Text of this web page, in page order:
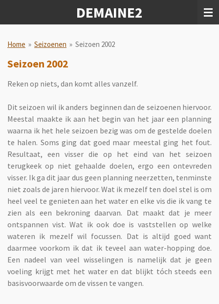
de
DEMAINE2
Home » Seizoenen » Seizoen 2002
Seizoen 2002
Reken op niets, dan komt alles vanzelf.
Dit seizoen wil ik anders beginnen dan de seizoenen hiervoor.
Meestal maakte ik aan het begin van het jaar een planning
waarna ik het hele seizoen bezig was om de gestelde doelen
te halen. Soms ging dat goed maar meestal ging het fout.
Resultaat, een visser die op het eind van het seizoen
terugkeek op niet gehaalde doelen, ergo een ontevreden
visser. Ik ga dit jaar dus geen planning neerzetten, tenminste
niet zoals de jaren hiervoor. Wat ik mezelf ten doel stel is om
heel veel te genieten aan het water en elke vis die ik vang te
zien als een bekroning daarvan. Dat maakt dat je meer
ontspannen vist. Wat ik ook doe is vaststellen op welke
wateren ik mezelf wil focussen. Dat is altijd goed want
daarmee voorkom ik dat ik teveel aan water-hopping doe.
Een nadeel van veel wisselingen is namelijk dat je geen
voeling krijgt met het water en dat blijkt tóch steeds een
basisvoorwaarde om de vissen te vangen.